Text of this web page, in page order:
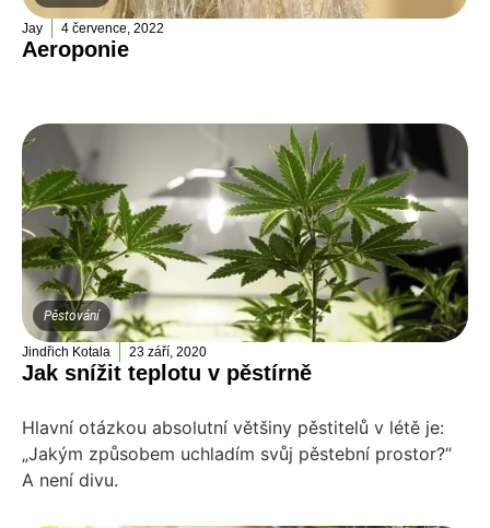
Jay 4 července, 2022
Aeroponie
Pěstování
Jindřich Kotala 23 září, 2020
Jak snížit teplotu v pěstírně
Hlavní otázkou absolutní většiny pěstitelů v létě je:
„Jakým způsobem uchladím svůj pěstební prostor?“
A není divu.